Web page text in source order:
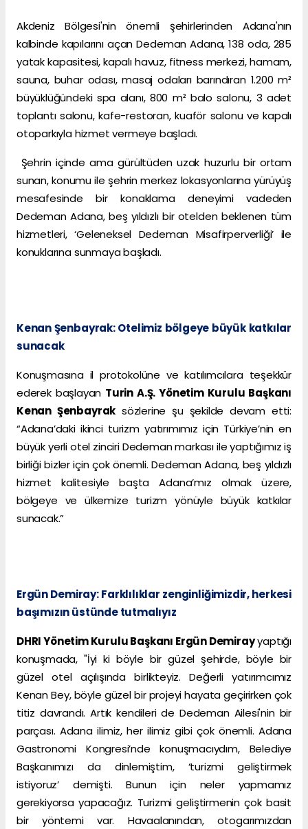
Akdeniz Bölgesi'nin önemli şehirlerinden Adana'nın
kalbinde kapılarını açan Dedeman Adana, 138 oda, 285
yatak kapasitesi, kapalı havuz, fitness merkezi, hamam,
sauna, buhar odası, masaj odaları barındıran 1.200 m²
büyüklüğündeki spa alanı, 800 m² balo salonu, 3 adet
toplantı salonu, kafe-restoran, kuaför salonu ve kapalı
otoparkıyla hizmet vermeye başladı.
Şehrin içinde ama gürültüden uzak huzurlu bir ortam
sunan, konumu ile şehrin merkez lokasyonlarına yürüyüş
mesafesinde bir konaklama deneyimi vadeden
Dedeman Adana, beş yıldızlı bir otelden beklenen tüm
hizmetleri, ‘Geleneksel Dedeman Misafirperverliği’ ile
konuklarına sunmaya başladı.
Kenan Şenbayrak: Otelimiz bölgeye büyük katkılar
sunacak
Konuşmasına il protokolüne ve katılımcılara teşekkür
ederek başlayan Turin A.Ş. Yönetim Kurulu Başkanı
Kenan Şenbayrak sözlerine şu şekilde devam etti:
“Adana’daki ikinci turizm yatırımımız için Türkiye’nin en
büyük yerli otel zinciri Dedeman markası ile yaptığımız iş
birliği bizler için çok önemli. Dedeman Adana, beş yıldızlı
hizmet kalitesiyle başta Adana’mız olmak üzere,
bölgeye ve ülkemize turizm yönüyle büyük katkılar
sunacak.”
Ergün Demiray: Farklılıklar zenginliğimizdir, herkesi
başımızın üstünde tutmalıyız
DHRI Yönetim Kurulu Başkanı Ergün Demirayyaptığı
konuşmada, "İyi ki böyle bir güzel şehirde, böyle bir
güzel otel açılışında birlikteyiz. Değerli yatırımcımız
Kenan Bey, böyle güzel bir projeyi hayata geçirirken çok
titiz davrandı. Artık kendileri de Dedeman Ailesi'nin bir
parçası. Adana ilimiz, her ilimiz gibi çok önemli. Adana
Gastronomi Kongresi’nde konuşmacıydım, Belediye
Başkanımızı da dinlemiştim, ‘turizmi geliştirmek
istiyoruz’ demişti. Bunun için neler yapmamız
gerekiyorsa yapacağız. Turizmi geliştirmenin çok basit
bir yöntemi var. Havaalanından, otogarımızdan